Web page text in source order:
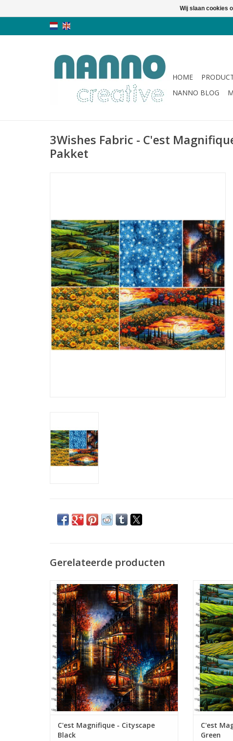
HOME
NANNO BLOG
3Wishes Fabric - C'est
Pakket
Gerelateerde producten
straat in Parijs met Eifeltoren
TOEVOEGEN AAN WINKELWAGEN
C'est Magnifique - Cityscape
Black
groen met
C'est
Green
Wij slaan cookies